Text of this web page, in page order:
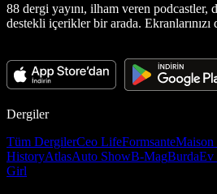
88 dergi yayını, ilham veren
destekli içerikler bir arada. Ekranlarınızı
Dergiler
Tüm DergilerCeo LifeFormsanteMaison
HistoryAtlasAuto ShowB-MagBurdaEv
Girl